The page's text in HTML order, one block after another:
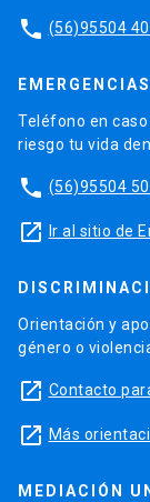
phone (56)95504
Teléfono en
riesgo tu vida
phone (56)95504
launch Ir al sitio de
Orientación y
género o
launch Contacto
launch Más
MEDIACIÓN